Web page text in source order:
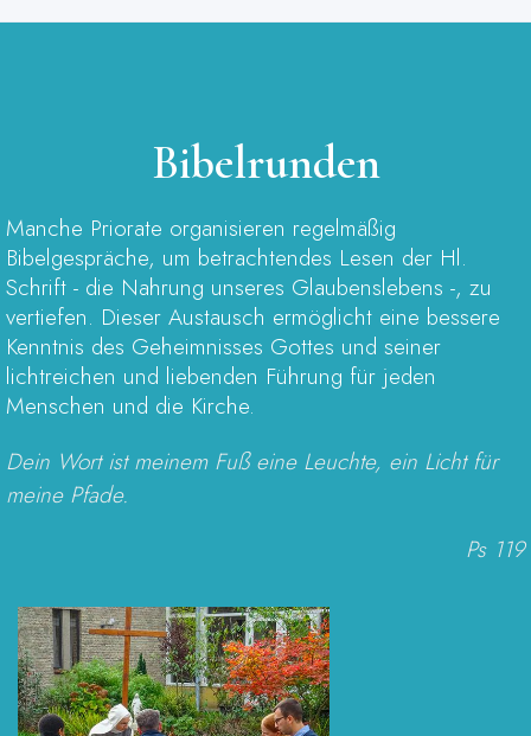
Bibelrunden
Manche Priorate organisieren regelmäßig
Bibelgespräche, um betrachtendes Lesen der Hl.
Schrift - die Nahrung unseres Glaubenslebens -, zu
vertiefen. Dieser Austausch ermöglicht eine bessere
Kenntnis des Geheimnisses Gottes und seiner
lichtreichen und liebenden Führung für jeden
Menschen und die Kirche.
Dein Wort ist meinem Fuß eine Leuchte, ein Licht für
meine Pfade.
Ps 119